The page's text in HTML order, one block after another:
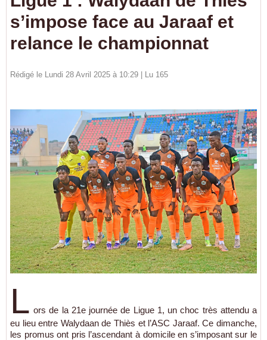
s’impose face au Jaraaf et
relance le championnat
Rédigé le Lundi 28 Avril 2025 à 10:29 | Lu 165
L ors de la 21e journée de Ligue 1, un choc très attendu a
eu lieu entre Walydaan de Thiès et l’ASC Jaraaf. Ce dimanche,
les promus ont pris l’ascendant à domicile en s’imposant sur le